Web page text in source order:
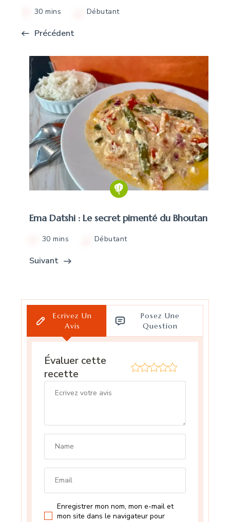
30 mins Débutant
Précédent
Ema Datshi : Le secret pimenté du Bhoutan
30 mins Débutant
Suivant
Ecrivez Un
Avis
Posez Une
Question
Évaluer cette
recette
Enregistrer mon nom, mon e-mail et
mon site dans le navigateur pour